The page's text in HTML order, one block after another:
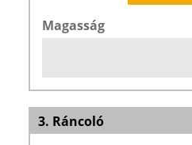
Magasság
3. Ráncoló